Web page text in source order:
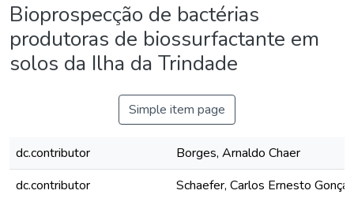
Bioprospecção de bactérias
produtoras de biossurfactante em
solos da Ilha da Trindade
Simple item page
dc.contributor
Borges, Arnaldo Chaer
dc.contributor
Schaefer, Carlos Ernesto